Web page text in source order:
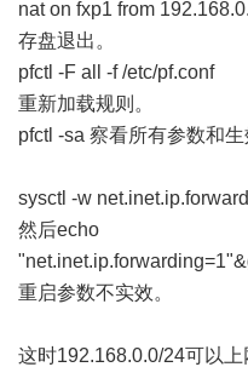
nat on fxp1 from
存盘退出。
pfctl -F all -f /etc/pf.conf
重新加载规则。
pfctl -sa 察看所有参数和生
sysctl -w
然后echo
重启参数不实效。
这时192.168.0.0/24可以